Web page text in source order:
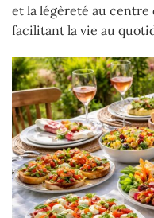
et la légèreté au
facilitant la vie au